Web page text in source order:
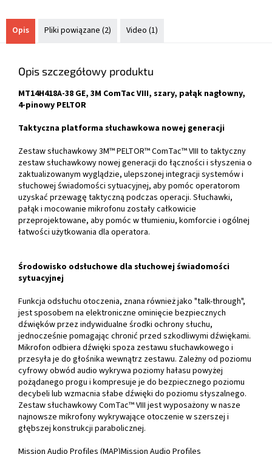
Opis Pliki powiązane (2) Video (1)
Opis szczegółowy produktu
MT14H418A-38 GE, 3M ComTac VIII, szary, pałąk nagłowny,
4-pinowy PELTOR
Taktyczna platforma słuchawkowa nowej generacji
Zestaw słuchawkowy 3M™ PELTOR™ ComTac™ VIII to taktyczny
zestaw słuchawkowy nowej generacji do łączności i słyszenia o
zaktualizowanym wyglądzie, ulepszonej integracji systemów i
słuchowej świadomości sytuacyjnej, aby pomóc operatorom
uzyskać przewagę taktyczną podczas operacji. Słuchawki,
pałąk i mocowanie mikrofonu zostały całkowicie
przeprojektowane, aby pomóc w tłumieniu, komforcie i ogólnej
łatwości użytkowania dla operatora.
Środowisko odsłuchowe dla słuchowej świadomości
sytuacyjnej
Funkcja odsłuchu otoczenia, znana również jako "talk-through",
jest sposobem na elektroniczne ominięcie bezpiecznych
dźwięków przez indywidualne środki ochrony słuchu,
jednocześnie pomagając chronić przed szkodliwymi dźwiękami.
Mikrofon odbiera dźwięki spoza zestawu słuchawkowego i
przesyła je do głośnika wewnątrz zestawu. Zależny od poziomu
cyfrowy obwód audio wykrywa poziomy hałasu powyżej
pożądanego progu i kompresuje je do bezpiecznego poziomu
decybeli lub wzmacnia słabe dźwięki do poziomu słyszalnego.
Zestaw słuchawkowy ComTac™ VIII jest wyposażony w nasze
najnowsze mikrofony wykrywające otoczenie w szerszej i
głębszej konstrukcji parabolicznej.